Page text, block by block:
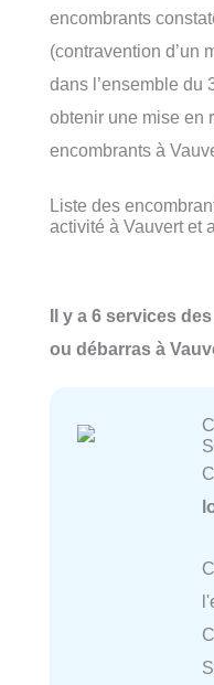
encombrants
(contravention d’un
dans l’ensemble du
obtenir une mise en
encombrants à
Liste des
activité à Vauvert et
Il y a 6 services
ou débarras à